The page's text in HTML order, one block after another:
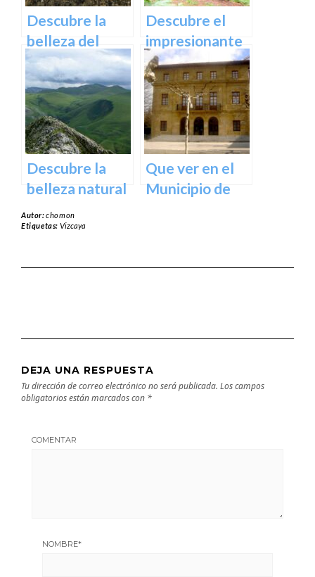
norte de
España
Descubre la
belleza del
Santuario de
Arantzazu en
Guipuzcoa –
Guía turística y
cultural
Descubre el
impresionante
arte natural del
Bosque de Oma
en Vizcaya
Descubre la
belleza natural
del Parque
Natural de
próxima
Que ver en el
Municipio de
Autor:chomon
Etiquetas: Vizcaya
DEJA UNA RESPUESTA
Tu dirección de correo electrónico no será publicada. Los campos
obligatorios están marcados con *
COMENTAR
NOMBRE*